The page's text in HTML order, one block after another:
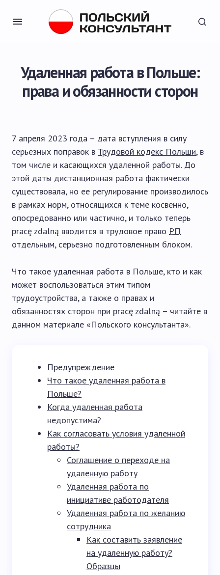
Удаленная работа в Польше:
права и обязанности сторон
7 апреля 2023 года – дата вступления в силу
серьезных поправок в Трудовой кодекс Польши, в
том числе и касающихся удаленной работы. До
этой даты дистанционная работа фактически
существовала, но ее регулирование производилось
в рамках норм, относящихся к теме косвенно,
опосредованно или частично, и только теперь
pracę zdalną вводится в трудовое право РП
отдельным, серьезно подготовленным блоком.
Что такое удаленная работа в Польше, кто и как
может воспользоваться этим типом
трудоустройства, а также о правах и
обязанностях сторон при pracę zdalną – читайте в
данном материале «Польского консультанта».
Предупреждение
Что такое удаленная работа в
Польше?
Когда удаленная работа
недопустима?
Как согласовать условия удаленной
работы?
Соглашение о переходе на
удаленную работу
Удаленная работа по
инициативе работодателя
Удаленная работа по желанию
сотрудника
Как составить заявление
на удаленную работу?
Образцы